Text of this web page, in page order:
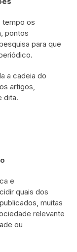
tempo os
pontos
para que
a cadeia do
artigos,
dita.
e
quais dos
muitas
relevante
ou